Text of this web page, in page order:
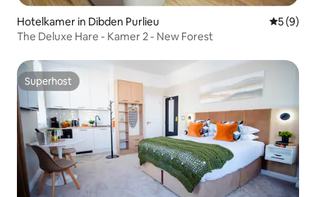
Hotelkamer in Dibden Purlieu
5 (9)
The Deluxe Hare - Kamer 2 - New Forest
Superhost
Superhost